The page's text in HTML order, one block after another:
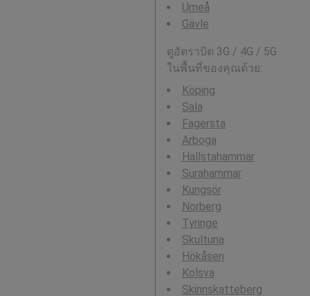
Umeå
Gävle
ดูอัตราบิต 3G / 4G / 5G
ในพื้นที่ของคุณด้วย:
Köping
Sala
Fagersta
Arboga
Hallstahammar
Surahammar
Kungsör
Norberg
Tyringe
Skultuna
Hökåsen
Kolsva
Skinnskatteberg